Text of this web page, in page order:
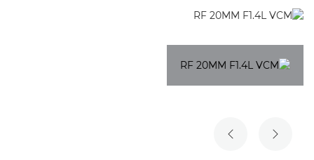
الشريحة السابقةالشريحة التالية